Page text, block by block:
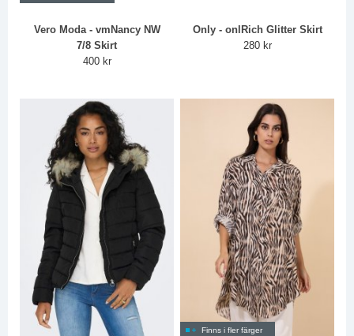
Vero Moda - vmNancy NW
7/8 Skirt
400 kr
Only - onlRich Glitter Skirt
280 kr
Finns i fler färger